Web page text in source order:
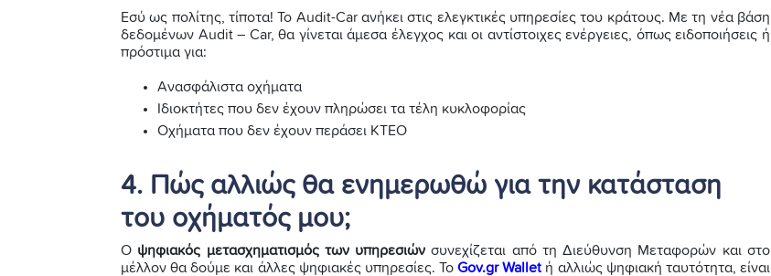
Εσύ ως πολίτης, τίποτα! Το Audit-Car ανήκει στις ελεγκτικές υπηρεσίες του κράτους. Με τη νέα βάση
δεδομένων Audit – Car, θα γίνεται άμεσα έλεγχος και οι αντίστοιχες ενέργειες, όπως ειδοποιήσεις ή
πρόστιμα για:
Ανασφάλιστα οχήματα
Ιδιοκτήτες που δεν έχουν πληρώσει τα τέλη κυκλοφορίας
Οχήματα που δεν έχουν περάσει ΚΤΕΟ
4. Πώς αλλιώς θα ενημερωθώ για την κατάσταση
του οχήματός μου;
Ο ψηφιακός μετασχηματισμός των υπηρεσιών συνεχίζεται από τη Διεύθυνση Μεταφορών και στο
μέλλον θα δούμε και άλλες ψηφιακές υπηρεσίες. ΤοGov.gr Wallet ή αλλιώς ψηφιακή ταυτότητα, είναι